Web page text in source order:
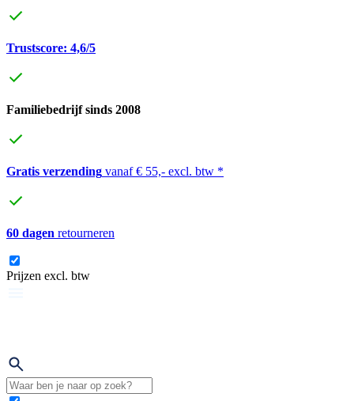
Trustscore: 4,6/5
Familiebedrijf sinds 2008
Gratis verzending vanaf € 55,- excl. btw *
60 dagen retourneren
Prijzen excl. btw